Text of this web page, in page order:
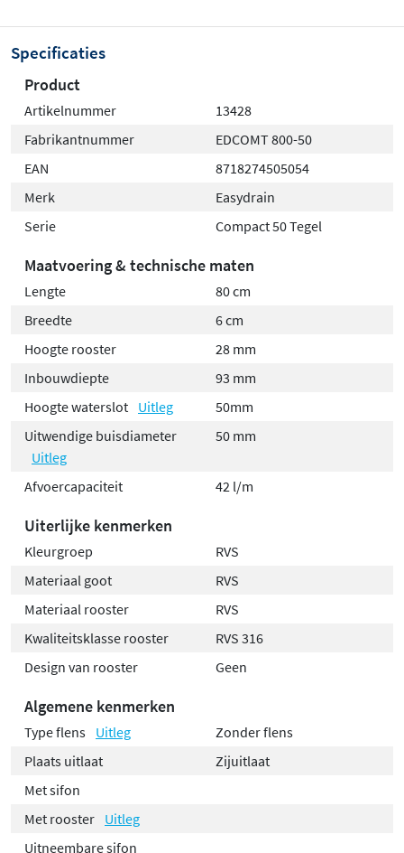
Specificaties
Product
Artikelnummer
13428
Fabrikantnummer
EDCOMT 800-50
EAN
8718274505054
Merk
Easydrain
Serie
Compact 50 Tegel
Maatvoering & technische maten
Lengte
80 cm
Breedte
6 cm
Hoogte rooster
28 mm
Inbouwdiepte
93 mm
Hoogte waterslot Uitleg
50mm
Uitwendige buisdiameter
Uitleg
50 mm
Afvoercapaciteit 42 l/m
Uiterlijke kenmerken
Kleurgroep
RVS
Materiaal goot
RVS
Materiaal rooster
RVS
Kwaliteitsklasse rooster
RVS 316
Design van rooster
Geen
Algemene kenmerken
Type flens Uitleg
Zonder flens
Plaats uitlaat
Zijuitlaat
Met sifon
Met rooster Uitleg
Uitneembare sifon